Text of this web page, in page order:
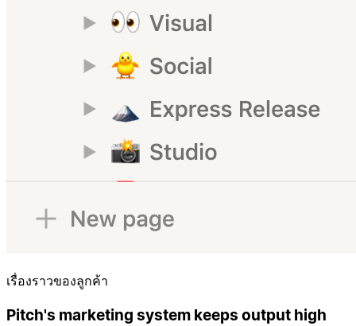
เรื่องราวของลูกค้า
Pitch's marketing system keeps output high